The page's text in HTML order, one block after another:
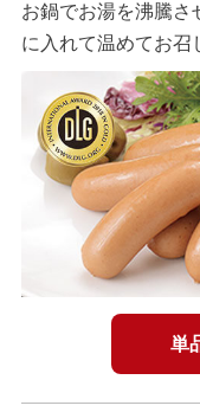
お鍋でお湯を沸騰さ
に入れて温めてお召
単